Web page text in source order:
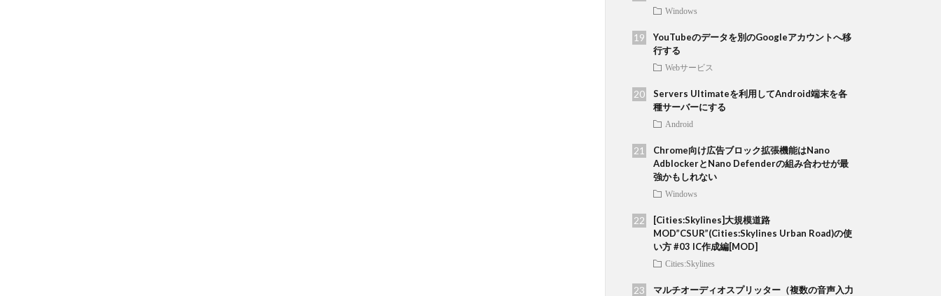
Windows
YouTubeのデータを別のGoogleアカウントへ移
行する
Webサービス
Servers Ultimateを利用してAndroid端末を各
種サーバーにする
Android
Chrome向け広告ブロック拡張機能はNano
AdblockerとNano Defenderの組み合わせが最
強かもしれない
Windows
[Cities:Skylines]大規模道路
MOD”CSUR”(Cities:Skylines Urban Road)の使
い方 #03 IC作成編[MOD]
Cities:Skylines
マルチオーディオスプリッター（複数の音声入力